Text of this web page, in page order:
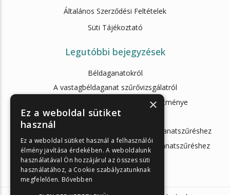
Általános Szerződési Feltételek
Süti Tájékoztató
Legutóbbi bejegyzések
Béldaganatokról
A vastagbéldaganat szűrővizsgálatról
Az Enzimes béldaganatszűrés teljesítménye
Az Önellenörző Tesztek
ScheBo 2:1-ben gyorsteszt Enzimes Béldaganatszűréshez
ScheBo M2-PK gyorsteszt Enzimes béldaganatszűréshez
×
Ez a weboldal sütiket
használ
Ez a weboldal sütiket használ a felhasználói
élmény javítása érdekében. A weboldalunk
használatával Ön hozzájárul az összes süti
használatához, a Cookie szabályzatunknak
megfelelően. Bővebben